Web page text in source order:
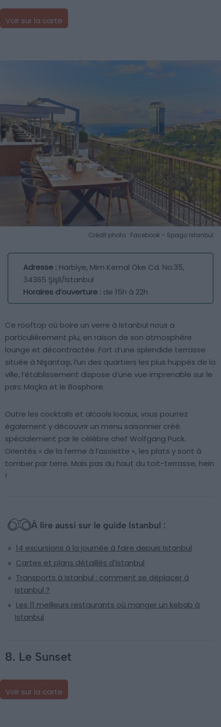
Voir sur la carte
Crédit photo : Facebook – Spago Istanbul
Adresse : Harbiye, Mim Kemal Öke Cd. No:35,
34365 Şişli/İstanbul
Horaires d’ouverture : de 15h à 22h
Ce rooftop où boire un verre à Istanbul nous a
particulièrement plu, en raison de son atmosphère
lounge et décontractée. Fort d’une splendide terrasse
située à Nişantaşı, l’un des quartiers les plus huppés de la
ville, l’établissement dispose d’une vue imprenable sur le
parc Maçka et le Bosphore.
Outre les cocktails et alcools locaux, vous pourrez
également y découvrir un menu saisonnier créé
spécialement par le célèbre chef Wolfgang Puck.
Orientés « de la ferme à l’assiette », les plats y sont à
tomber par terre. Mais pas du haut du toit-terrasse, hein
!
À lire aussi sur le guide Istanbul :
14 excursions à la journée à faire depuis Istanbul
Cartes et plans détaillés d'Istanbul
Transports à Istanbul : comment se déplacer à
Istanbul ?
Les 11 meilleurs restaurants où manger un kebab à
Istanbul
8. Le Sunset
Voir sur la carte